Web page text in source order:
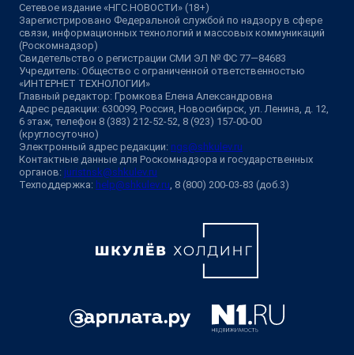
Сетевое издание «НГС.НОВОСТИ» (18+)
Зарегистрировано Федеральной службой по надзору в сфере
связи, информационных технологий и массовых коммуникаций
(Роскомнадзор)
Свидетельство о регистрации СМИ ЭЛ № ФС 77—84683
Учредитель: Общество с ограниченной ответственностью
«ИНТЕРНЕТ ТЕХНОЛОГИИ»
Главный редактор: Громкова Елена Александровна
Адрес редакции: 630099, Россия, Новосибирск, ул. Ленина, д. 12,
6 этаж, телефон 8 (383) 212-52-52, 8 (923) 157-00-00
(круглосуточно)
Электронный адрес редакции: ngs@shkulev.ru
Контактные данные для Роскомнадзора и государственных
органов: juristnsk@shkulev.ru
Техподдержка: help@shkulev.ru , 8 (800) 200-03-83 (доб.3)